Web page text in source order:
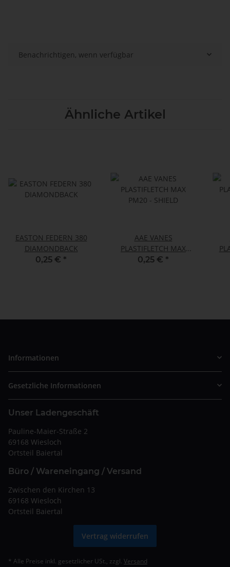
Benachrichtigen, wenn verfügbar
Ähnliche Artikel
EASTON FEDERN 380
DIAMONDBACK
0,25 € *
AAE VANES
PLASTIFLETCH MAX
PM20 - SHIELD
0,25 € *
Informationen
Gesetzliche Informationen
Unser Ladengeschäft
Pauline-Maier-Straße 2
69168 Wiesloch
Ortsteil Baiertal
Büro / Wareneingang / Versand
Zwischen den Kirchen 13
69168 Wiesloch
Ortsteil Baiertal
Vertrag widerrufen
* Alle Preise inkl. gesetzlicher USt., zzgl. Versand